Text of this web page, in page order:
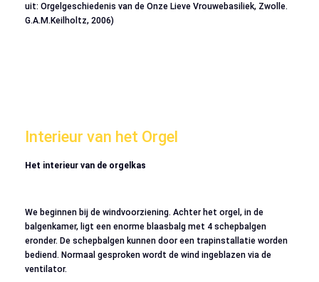
uit: Orgelgeschiedenis van de Onze Lieve Vrouwebasiliek, Zwolle.
G.A.M.Keilholtz, 2006)
Interieur van het Orgel
Het interieur van de orgelkas
We beginnen bij de windvoorziening. Achter het orgel, in de
balgenkamer, ligt een enorme blaasbalg met 4 schepbalgen
eronder. De schepbalgen kunnen door een trapinstallatie worden
bediend. Normaal gesproken wordt de wind ingeblazen via de
ventilator.